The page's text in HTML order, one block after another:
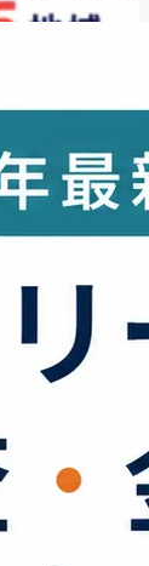
9月の自治